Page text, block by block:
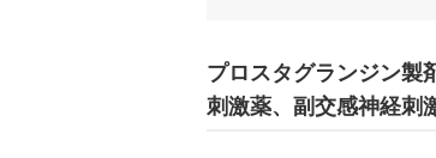
プロスタグランジン製
刺激薬、副交感神経刺